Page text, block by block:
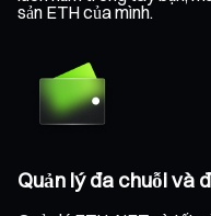
sản ETH của mình.
Quản lý đa chuỗi và